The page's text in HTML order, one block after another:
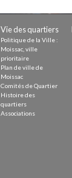
Demande
Appels à
Vie des quartiers
Politique de la Ville :
Moissac, ville
prioritaire
Plan de ville de
Moissac
Comités de Quartier
Histoire des
quartiers
Associations